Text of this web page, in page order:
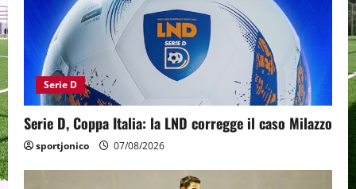
Serie D
Serie D, Coppa Italia: la LND corregge il caso Milazzo
sportjonico 07/08/2026